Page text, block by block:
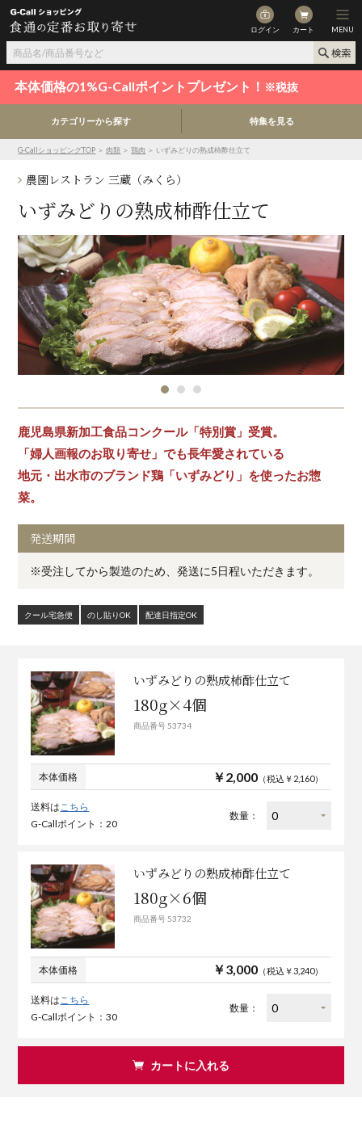
ログイン カート MENU
本体価格の1%G-Callポイントプレゼント！ ※税抜
カテゴリーから探す 特集を見る
G-CallショッピングTOP ＞肉類 ＞鶏肉 ＞ いずみどりの熟成柿酢仕立て
農園レストラン 三蔵（みくら）
いずみどりの熟成柿酢仕立て
鹿児島県新加工食品コンクール「特別賞」受賞。
「婦人画報のお取り寄せ」でも長年愛されている
地元・出水市のブランド鶏「いずみどり」を使ったお惣
菜。
発送期間
※受注してから製造のため、発送に5日程いただきます。
クール宅急便 のし貼りOK 配達日指定OK
いずみどりの熟成柿酢仕立て
180g×4個
商品番号 53734
本体価格 ￥2,000（税込￥2,160）
送料はこちら
G-Callポイント：20
数量：
いずみどりの熟成柿酢仕立て
180g×6個
商品番号 53732
本体価格 ￥3,000（税込￥3,240）
送料は こちら
G-Callポイント：30
数量：
カートに入れる